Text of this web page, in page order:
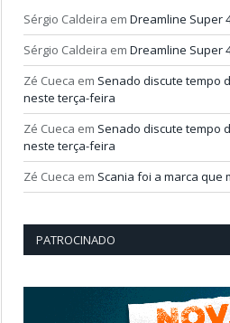
Sérgio Caldeira em Dreamline Super
Sérgio Caldeira em Dreamline Super
Zé Cueca em Senado discute tempo
neste terça-feira
Zé Cueca em Senado discute tempo
neste terça-feira
Zé Cueca em Scania foi a marca que
PATROCINADO